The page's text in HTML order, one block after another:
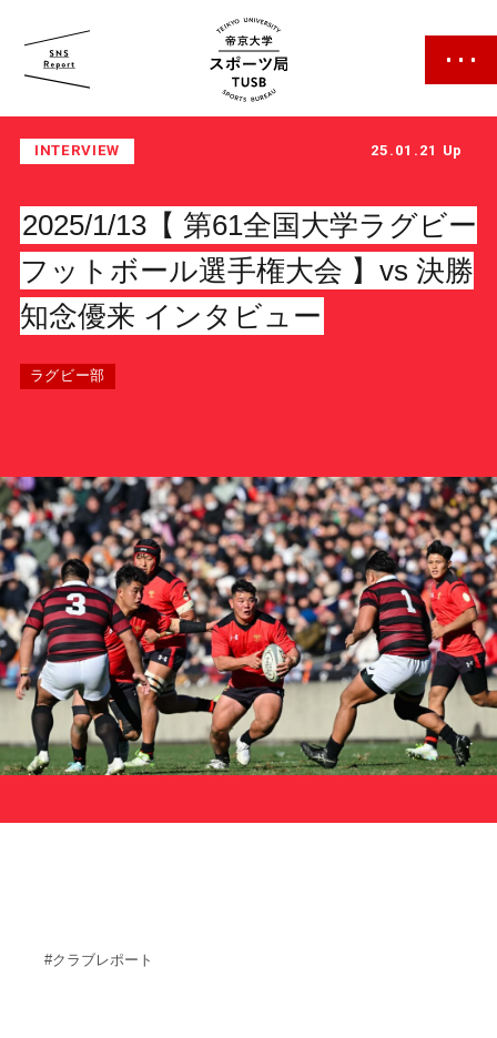
帝京大学 スポーツ局
スポーツ局について
クラブ紹介
サポーターの会カレンダー
お知らせ
サポート情報
運動部支援
お問い合わせ
プライバシーポリシー
INTERVIEW 25.01.21 Up
2025/1/13【 第61全国大学ラグビー
フットボール選手権大会 】vs 決勝
知念優来 インタビュー
ラグビー部
#クラブレポート